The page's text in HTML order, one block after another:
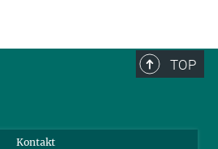
TOP
Kontakt